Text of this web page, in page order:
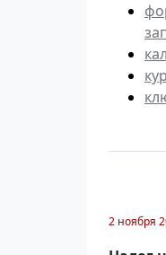
2 ноября